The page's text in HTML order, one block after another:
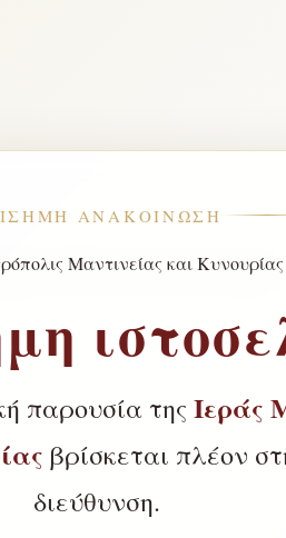
ΑΝΑΚΟΊΝΩΣΗ
παρουσία της Ιεράς
βρίσκεται πλέον
διεύθυνση.